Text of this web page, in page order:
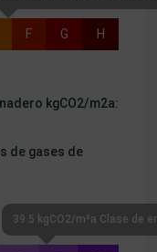
F G H
kgCO2/m2a:
de gases de
39.5 kgCO2/m²a Clase de